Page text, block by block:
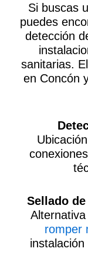
Si buscas
puedes
detección
sanitarias.
en Concón
Sellado
romper